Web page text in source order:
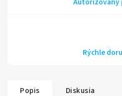
Rýchle
Popis Diskusia